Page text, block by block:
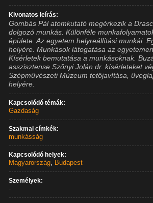
Kivonatos leírás:
Gombás Pál atomkutató megérkezik a
dolgozó munkás. Különféle
épülete. Az egyetem helyreállítási munkái.
helyére. Munkások látogatása az
Kísérletek bemutatása a munkásoknak.
asszisztense Szőnyi Jolán dr. kísérleteket
Szépművészeti Múzeum tetőjavítása,
helyére.
Kapcsolódó témák:
Gazdaság
Szakmai címkék:
munkásság
Kapcsolódó helyek:
Magyarország, Budapest
Személyek:
-